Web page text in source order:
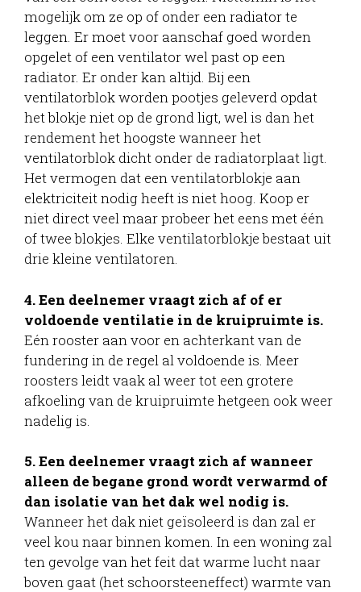
mogelijk om ze op of onder een radiator te
leggen. Er moet voor aanschaf goed worden
opgelet of een ventilator wel past op een
radiator. Er onder kan altijd. Bij een
ventilatorblok worden pootjes geleverd opdat
het blokje niet op de grond ligt, wel is dan het
rendement het hoogste wanneer het
ventilatorblok dicht onder de radiatorplaat ligt.
Het vermogen dat een ventilatorblokje aan
elektriciteit nodig heeft is niet hoog. Koop er
niet direct veel maar probeer het eens met één
of twee blokjes. Elke ventilatorblokje bestaat uit
drie kleine ventilatoren.
4. Een deelnemer vraagt zich af of er
voldoende ventilatie in de kruipruimte is.
Eén rooster aan voor en achterkant van de
fundering in de regel al voldoende is. Meer
roosters leidt vaak al weer tot een grotere
afkoeling van de kruipruimte hetgeen ook weer
nadelig is.
5. Een deelnemer vraagt zich af wanneer
alleen de begane grond wordt verwarmd of
dan isolatie van het dak wel nodig is.
Wanneer het dak niet geïsoleerd is dan zal er
veel kou naar binnen komen. In een woning zal
ten gevolge van het feit dat warme lucht naar
boven gaat (het schoorsteeneffect) warmte van